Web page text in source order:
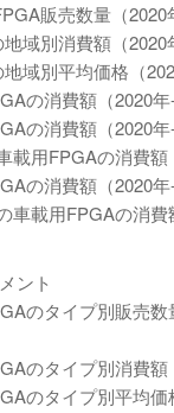
販売数量（2020
域別消費額（2020
域別平均価格（
の消費額（2020年-
の消費額（2020年-
載用FPGAの消費額
の消費額（2020年-
車載用FPGAの消費
ント
のタイプ別販売数
のタイプ別消費額
のタイプ別平均価